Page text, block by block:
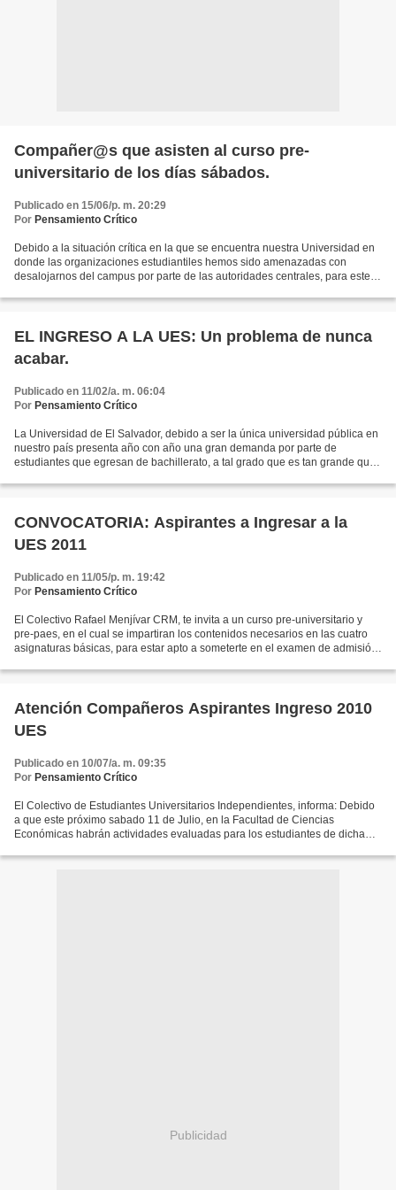
Compañer@s que asisten al curso pre-
universitario de los días sábados.
Publicado en 15/06/p. m. 20:29
Por Pensamiento Crítico
Debido a la situación crítica en la que se encuentra nuestra Universidad en
donde las organizaciones estudiantiles hemos sido amenazadas con
desalojarnos del campus por parte de las autoridades centrales, para este
EL INGRESO A LA UES: Un problema de nunca
acabar.
Publicado en 11/02/a. m. 06:04
Por Pensamiento Crítico
La Universidad de El Salvador, debido a ser la única universidad pública en
nuestro país presenta año con año una gran demanda por parte de
estudiantes que egresan de bachillerato, a tal grado que es tan grande que
CONVOCATORIA: Aspirantes a Ingresar a la
UES 2011
Publicado en 11/05/p. m. 19:42
Por Pensamiento Crítico
El Colectivo Rafael Menjívar CRM, te invita a un curso pre-universitario y
pre-paes, en el cual se impartiran los contenidos necesarios en las cuatro
asignaturas básicas, para estar apto a someterte en el examen de admisión
Atención Compañeros Aspirantes Ingreso 2010
UES
Publicado en 10/07/a. m. 09:35
Por Pensamiento Crítico
El Colectivo de Estudiantes Universitarios Independientes, informa: Debido
a que este próximo sabado 11 de Julio, en la Facultad de Ciencias
Económicas habrán actividades evaluadas para los estudiantes de dicha
Publicidad